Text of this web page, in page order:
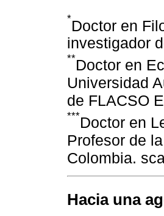
*Doctor en
investigador
**Doctor en
Universidad
de FLACSO
***Doctor en
Profesor de
Colombia.
Hacia una